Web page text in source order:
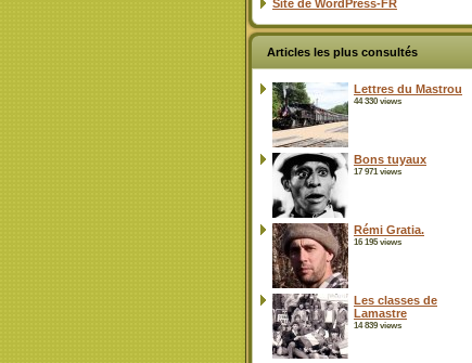
Site de WordPress-FR
Articles les plus consultés
Lettres du Mastrou
44 330 views
Bons tuyaux
17 971 views
Rémi Gratia.
16 195 views
Les classes de
Lamastre
14 839 views